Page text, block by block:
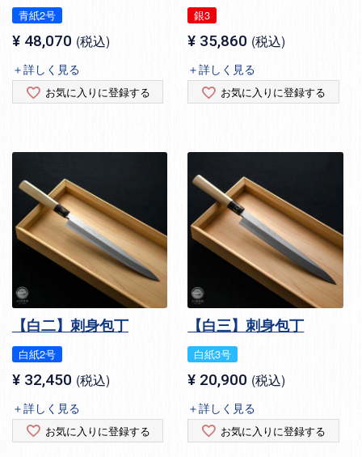
青紙2号
¥ 48,070 税込
＋詳しく見る
お気に入りに登録する
銀3
¥ 35,860 税込
＋詳しく見る
お気に入りに登録する
【白二】刺身包丁
白紙2号
¥ 32,450 税込
＋詳しく見る
お気に入りに登録する
【白三】刺身包丁
白紙3号
¥ 20,900 税込
＋詳しく見る
お気に入りに登録する